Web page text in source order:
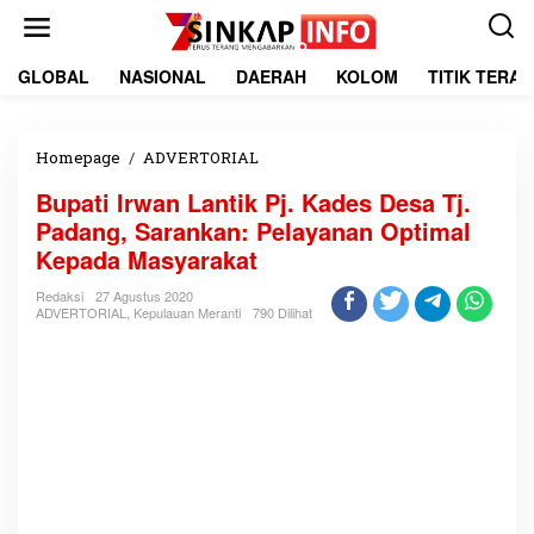
GLOBAL NASIONAL DAERAH KOLOM TITIK
Homepage / ADVERTORIAL
p
a
t
r
Bupati Irwan Lantik Pj. Kades Desa Tj.
Padang, Sarankan: Pelayanan Optimal
Kepada Masyarakat
Redaksi
27 Agustus 2020
ADVERTORIAL
Kepulauan Meranti 790 Dilihat